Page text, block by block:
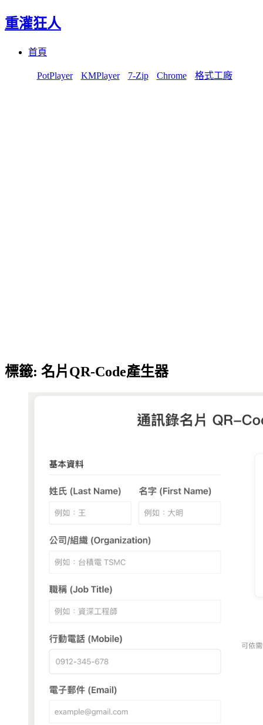
重灌狂人
首頁
PotPlayer KMPlayer 7-Zip Chrome 格式工廠
標籤: 名片QR-Code產生器